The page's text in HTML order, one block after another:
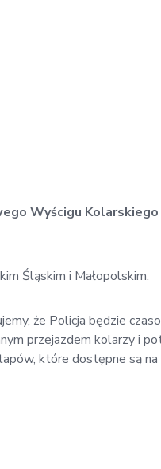
Wyścigu Kolarskiego
Śląskim i Małopolskim.
że Policja będzie
przejazdem kolarzy i
które dostępne są na